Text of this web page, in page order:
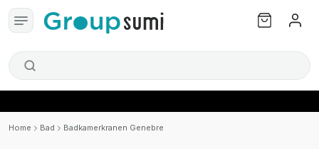
Home Bad Badkamerkranen Genebre